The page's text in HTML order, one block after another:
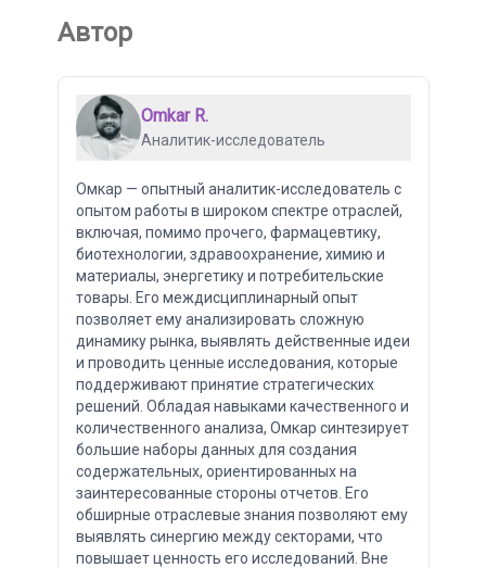
Автор
Omkar R.
Аналитик-исследователь
Омкар — опытный аналитик-исследователь с
опытом работы в широком спектре отраслей,
включая, помимо прочего, фармацевтику,
биотехнологии, здравоохранение, химию и
материалы, энергетику и потребительские
товары. Его междисциплинарный опыт
позволяет ему анализировать сложную
динамику рынка, выявлять действенные идеи
и проводить ценные исследования, которые
поддерживают принятие стратегических
решений. Обладая навыками качественного и
количественного анализа, Омкар синтезирует
большие наборы данных для создания
содержательных, ориентированных на
заинтересованные стороны отчетов. Его
обширные отраслевые знания позволяют ему
выявлять синергию между секторами, что
повышает ценность его исследований. Вне